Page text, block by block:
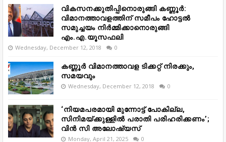
വികസനക്കുതിപ്പിനൊരുങ്ങി കണ്ണൂർ:
വിമാനത്താവളത്തിന് സമീപം ഹോട്ടൽ
സമുച്ചയം നിർമ്മിക്കാനൊരുങ്ങി
എം.എ.യൂസഫലി
Wednesday, December 12, 2018 0
കണ്ണൂർ വിമാനത്താവള ടിക്കറ്റ് നിരക്കും,
സമയവും
Wednesday, December 12, 2018 0
‘നിയമപരമായി മുന്നോട്ട് പോകില്ല,
സിനിമയ്ക്കുള്ളിൽ പരാതി പരിഹരിക്കണം’;
വിൻ സി അലോഷ്യസ്
Monday, April 21, 2025 0